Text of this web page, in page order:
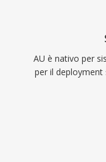
AU è nativo per
per il deployment